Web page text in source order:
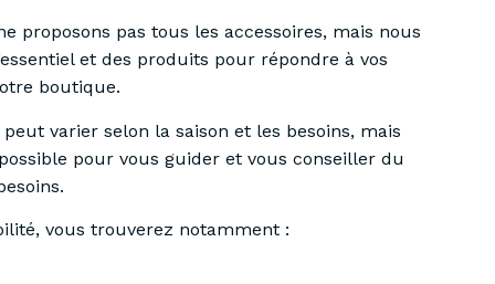
proposons pas tous les accessoires, mais nous
et des produits pour répondre à vos
boutique.
varier selon la saison et les besoins, mais
pour vous guider et vous conseiller du
vous trouverez notamment :